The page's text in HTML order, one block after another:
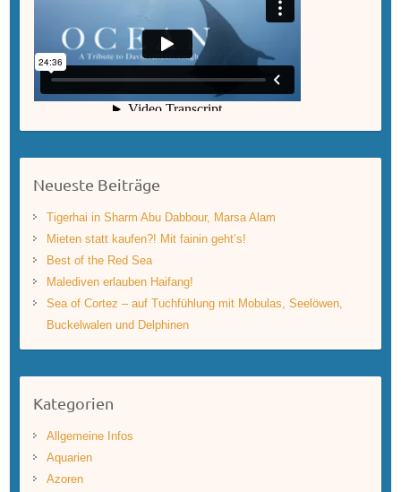
Neueste Beiträge
Tigerhai in Sharm Abu Dabbour, Marsa Alam
Mieten statt kaufen?! Mit fainin geht’s!
Best of the Red Sea
Malediven erlauben Haifang!
Sea of Cortez – auf Tuchfühlung mit Mobulas, Seelöwen,
Buckelwalen und Delphinen
Kategorien
Allgemeine Infos
Aquarien
Azoren